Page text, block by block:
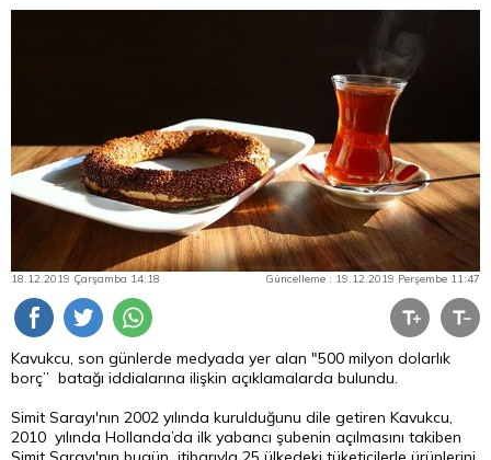
18.12.2019 Çarşamba 14:18 Güncelleme : 19.12.2019 Perşembe 11:47
Kavukcu, son günlerde medyada yer alan "500 milyon dolarlık
borç” batağı iddialarına ilişkin açıklamalarda bulundu.
Simit Sarayı'nın 2002 yılında kurulduğunu dile getiren Kavukcu,
2010 yılında Hollanda’da ilk yabancı şubenin açılmasını takiben